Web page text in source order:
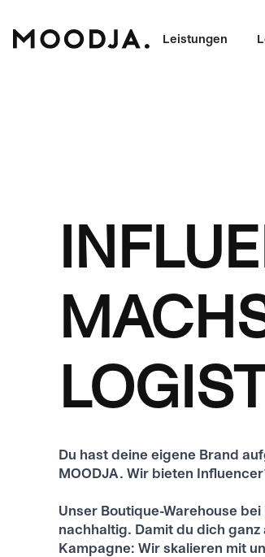
Leistungen
Du hast deine eigene Brand
MOODJA. Wir bieten
Unser Boutique-Warehouse
nachhaltig. Damit du dich
Kampagne: Wir skalieren mit